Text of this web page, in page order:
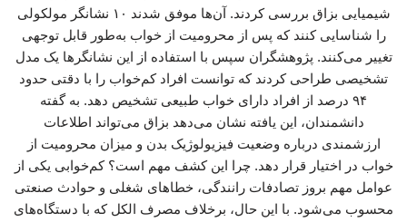
شیمیایی بزاق بررسی کردند. آن‌ها موفق شدند ۱۰ نشانگر مولکولی
را شناسایی کنند که پس از محرومیت از خواب به‌طور قابل توجهی
تغییر می‌کنند. پژوهشگران سپس با استفاده از این نشانگرها یک مدل
تشخیصی طراحی کردند که توانست افراد کم‌خواب را با دقتی حدود
۹۴ درصد از افراد دارای خواب طبیعی تشخیص دهد. به گفته
دانشمندان، این یافته نشان می‌دهد بزاق می‌تواند اطلاعات
ارزشمندی درباره وضعیت فیزیولوژیک بدن و میزان محرومیت از
خواب در اختیار قرار دهد. چرا این کشف مهم است؟ کم‌خوابی یکی از
عوامل مهم بروز تصادفات رانندگی، خطاهای شغلی و حوادث صنعتی
محسوب می‌شود. با این حال، برخلاف مصرف الکل که با دستگاه‌های